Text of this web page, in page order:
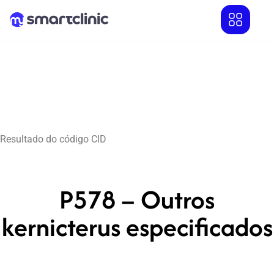
Resultado do código CID
P578 – Outros
kernicterus especificados